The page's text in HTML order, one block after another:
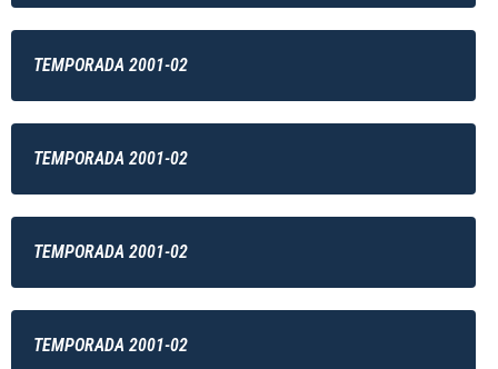
TEMPORADA 2001-02
TEMPORADA 2001-02
TEMPORADA 2001-02
TEMPORADA 2001-02